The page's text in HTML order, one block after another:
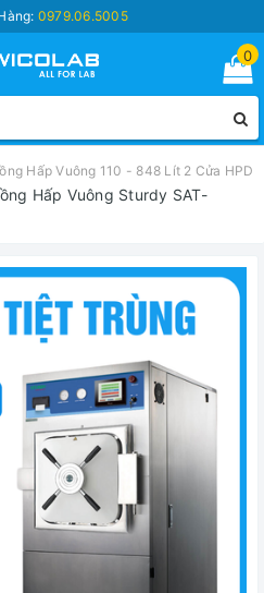
0979.06.5005
0
Hấp Vuông 110 - 848 Lít 2 Cửa HPD
Hấp Vuông Sturdy SAT-